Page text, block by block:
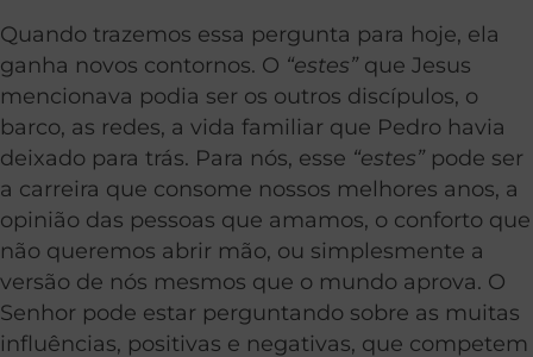
Quando trazemos essa pergunta para hoje, ela
ganha novos contornos. O “estes”que Jesus
mencionava podia ser os outros discípulos, o
barco, as redes, a vida familiar que Pedro havia
deixado para trás. Para nós, esse “estes”pode ser
a carreira que consome nossos melhores anos, a
opinião das pessoas que amamos, o conforto que
não queremos abrir mão, ou simplesmente a
versão de nós mesmos que o mundo aprova. O
Senhor pode estar perguntando sobre as muitas
influências, positivas e negativas, que competem